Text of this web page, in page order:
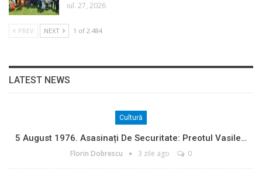
iul. 27, 2026
PREV NEXT 1 of 2.484
LATEST NEWS
Cultură
5 August 1976. Asasinați De Securitate: Preotul Vasile…
Florin Dobrescu 3 zile ago 0